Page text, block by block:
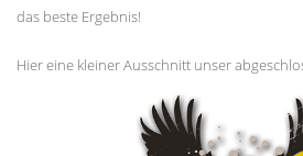
das beste Ergebnis!
Hier eine kleiner Ausschnitt unser